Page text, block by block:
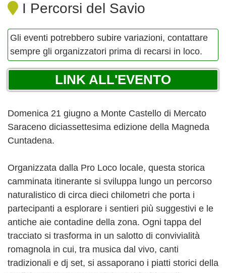
I Percorsi del Savio
Gli eventi potrebbero subire variazioni, contattare
sempre gli organizzatori prima di recarsi in loco.
LINK ALL'EVENTO
Domenica 21 giugno a Monte Castello di Mercato
Saraceno diciassettesima edizione della Magneda
Cuntadena.
Organizzata dalla Pro Loco locale, questa storica
camminata itinerante si sviluppa lungo un percorso
naturalistico di circa dieci chilometri che porta i
partecipanti a esplorare i sentieri più suggestivi e le
antiche aie contadine della zona. Ogni tappa del
tracciato si trasforma in un salotto di convivialità
romagnola in cui, tra musica dal vivo, canti
tradizionali e dj set, si assaporano i piatti storici della